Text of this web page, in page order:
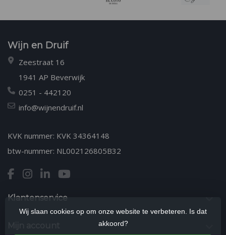
Wijn en Druif
Zeestraat 16
1941 AP Beverwijk
0251 - 442120
info@wijnendruif.nl
KVK nummer: KVK 34364148
btw-nummer: NL002126805B32
Klantenservice
Wij slaan cookies op om onze website te verbeteren. Is dat
akkoord?